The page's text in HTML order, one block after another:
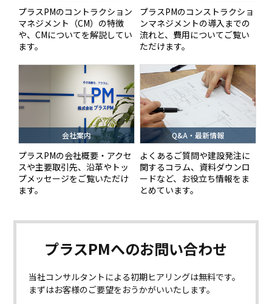
プラスPMのコントラクション
マネジメント（CM）の特徴
や、CMについてを解説してい
ます。
プラスPMのコンストラクショ
ンマネジメントの導入までの
流れと、費用についてご覧い
ただけます。
会社案内
プラスPMの会社概要・アクセ
スや主要取引先、沿革やトッ
プメッセージをご覧いただけ
ます。
Q&A・最新情報
よくあるご質問や建設発注に
関するコラム、資料ダウンロ
ードなど、お役立ち情報をま
とめています。
プラスPMへのお問い合わせ
当社コンサルタントによる初期ヒアリングは無料です。
まずはお客様のご要望をおうかがいいたします。